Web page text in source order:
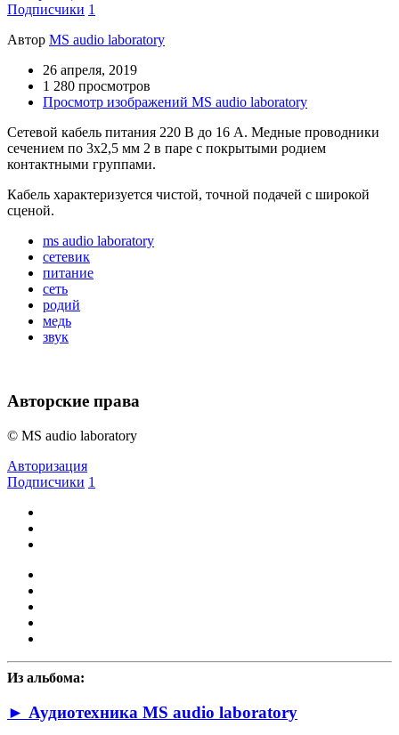
Подписчики 1
Автор MS audio laboratory
26 апреля, 2019
1 280 просмотров
Просмотр изображений MS audio laboratory
Сетевой кабель питания 220 В до 16 А. Медные проводники
сечением по 3х2,5 мм 2 в паре с покрытыми родием
контактными группами.
Кабель характеризуется чистой, точной подачей с широкой
сценой.
ms audio laboratory
сетевик
питание
сеть
родий
медь
звук
Авторские права
© MS audio laboratory
Авторизация
Подписчики 1
Из альбома:
► Аудиотехника MS audio laboratory